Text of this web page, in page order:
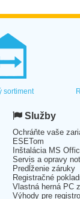
sortiment
Služby
Ochráňte vaše
ESETom
Inštalácia MS
Servis a opravy
Predĺženie záruky
Registračné
Vlastná herná PC
Výhody pre